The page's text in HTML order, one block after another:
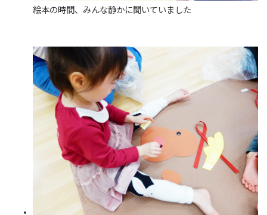
絵本の時間、みんな静かに聞いていました